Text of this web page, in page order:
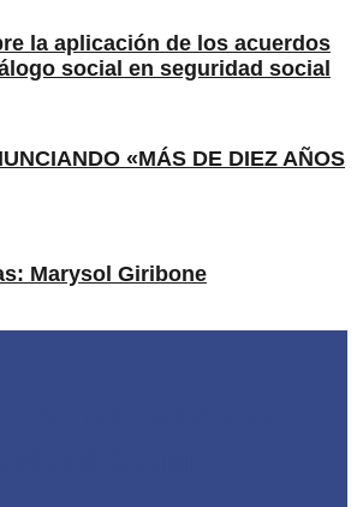
la aplicación de los acuerdos
social en seguridad social
«MÁS DE DIEZ AÑOS
Marysol Giribone